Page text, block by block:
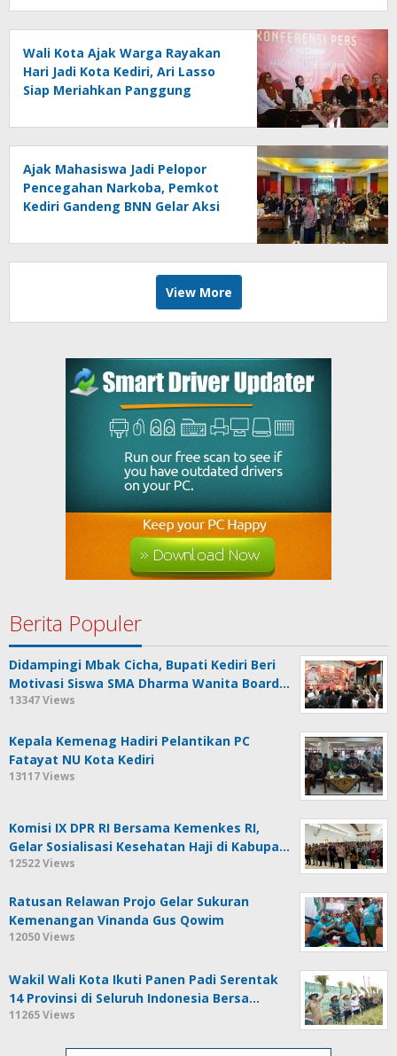
Wali Kota Ajak Warga Rayakan
Hari Jadi Kota Kediri, Ari Lasso
Siap Meriahkan Panggung
Ajak Mahasiswa Jadi Pelopor
Pencegahan Narkoba, Pemkot
Kediri Gandeng BNN Gelar Aksi
View More
Berita Populer
Didampingi Mbak Cicha, Bupati Kediri Beri
Motivasi Siswa SMA Dharma Wanita Board…
13347 Views
Kepala Kemenag Hadiri Pelantikan PC
Fatayat NU Kota Kediri
13117 Views
Komisi IX DPR RI Bersama Kemenkes RI,
Gelar Sosialisasi Kesehatan Haji di Kabupa…
12522 Views
Ratusan Relawan Projo Gelar Sukuran
Kemenangan Vinanda Gus Qowim
12050 Views
Wakil Wali Kota Ikuti Panen Padi Serentak
14 Provinsi di Seluruh Indonesia Bersa…
11265 Views